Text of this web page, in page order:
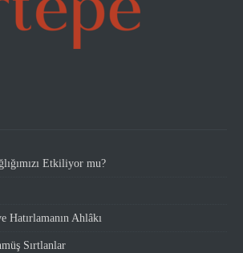
Etkiliyor mu?
Hatırlamanın Ahlâkı
Sırtlanlar